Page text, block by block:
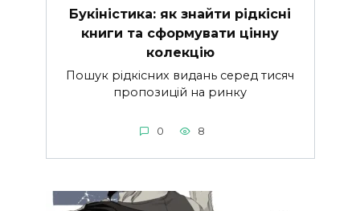
Букіністика: як знайти рідкісні
книги та сформувати цінну
колекцію
Пошук рідкісних видань серед тисяч
пропозицій на ринку
0 8